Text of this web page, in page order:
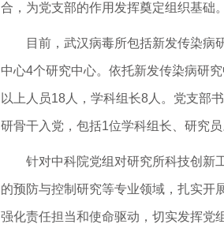
合，为党支部的作用发挥奠定组织基础
目前，武汉病毒所包括新发传染病
中心4个研究中心。依托新发传染病研
以上人员18人，学科组长8人。党支部
研骨干入党，包括1位学科组长、研究
针对中科院党组对研究所科技创新
的预防与控制研究等专业领域，扎实开
强化责任担当和使命驱动，切实发挥党